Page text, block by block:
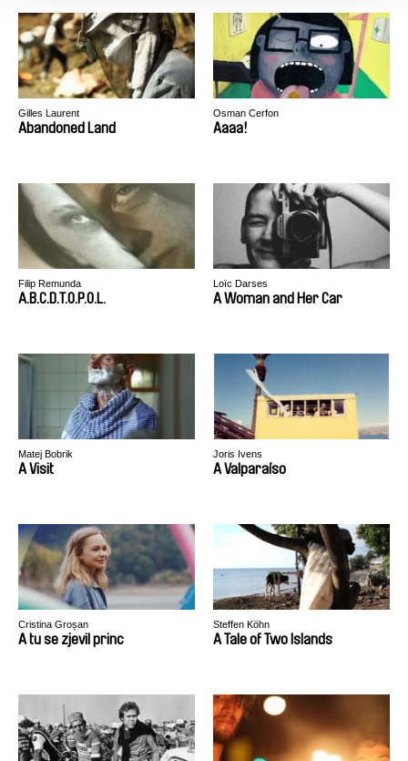
Gilles Laurent
Abandoned Land
Osman Cerfon
Aaaa!
Filip Remunda
A.B.C.D.T.O.P.O.L.
Loïc Darses
A Woman and Her Car
Matej Bobrik
A Visit
Joris Ivens
A Valparaíso
Cristina Groșan
A tu se zjevil princ
Steffen Köhn
A Tale of Two Islands